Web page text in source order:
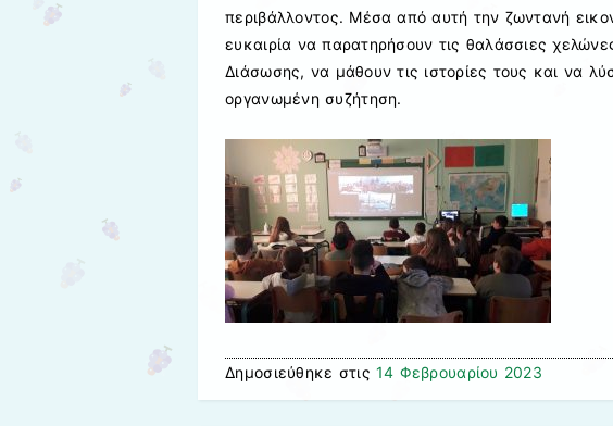
περιβάλλοντος. Μέσα από αυτή την ζωντανή
ευκαιρία να παρατηρήσουν τις θαλάσσιες
Διάσωσης, να μάθουν τις ιστορίες τους και να
οργανωμένη συζήτηση.
Δημοσιεύθηκε στις 14 Φεβρουαρίου 2023